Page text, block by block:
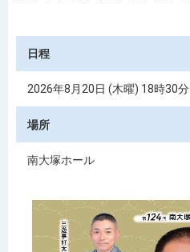
日程
2026年8月20日 (木曜) 18時30分
場所
南大塚ホール